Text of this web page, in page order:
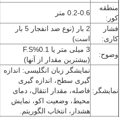
منطقه
کور:
0.2-0.6 متر
فشار
کاری:
2 بار (نوع ضد انفجار 5 بار
است)
وضوح:
3 میلی متر یا 0.1%F.S
(بیشترین مقدار از آنها)
نمایشگر:
نمایشگر زبان انگلیسی: اندازه
گیری سطح، اندازه گیری
فاصله، مقدار انتقال، دمای
محیط، وضعیت اکو، نمایش
هشدار، انتخاب الگوریتم.